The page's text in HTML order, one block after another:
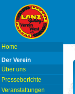
Home
Der Verein
Über uns
Presseberichte
Veranstaltungen